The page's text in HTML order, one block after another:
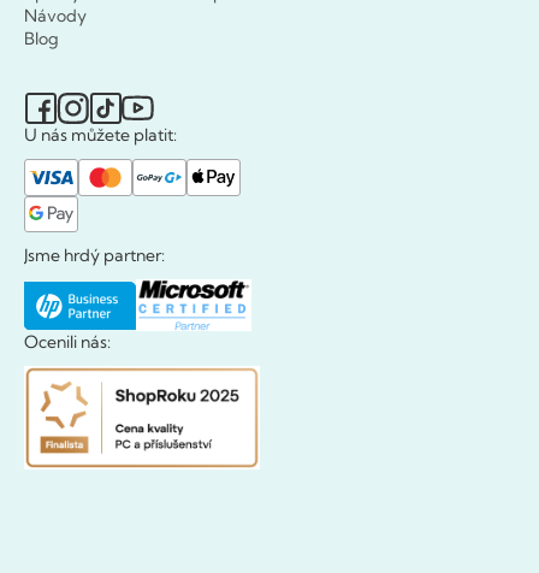
Návody
Blog
U nás můžete platit:
Jsme hrdý partner:
Ocenili nás: